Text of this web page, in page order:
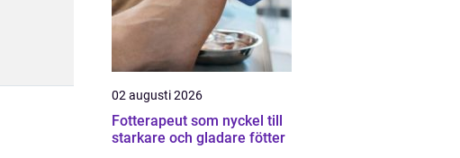
02 augusti 2026
Fotterapeut som nyckel till
starkare och gladare fötter